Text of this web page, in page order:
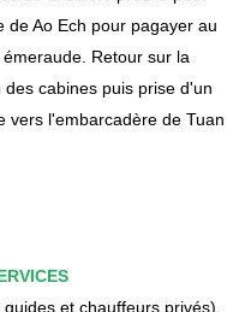
de Ao Ech pour pagayer au
Retour sur la
cabines puis prise d'un
vers l'embarcadère de Tuan
et chauffeurs privés),